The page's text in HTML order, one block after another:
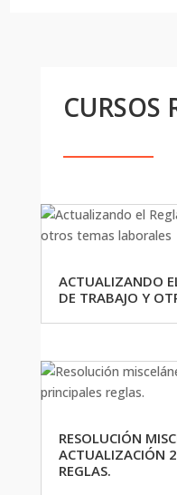
CURSOS
ACTUALIZANDO
DE TRABAJO Y
RESOLUCIÓN
ACTUALIZACIÓN
REGLAS.